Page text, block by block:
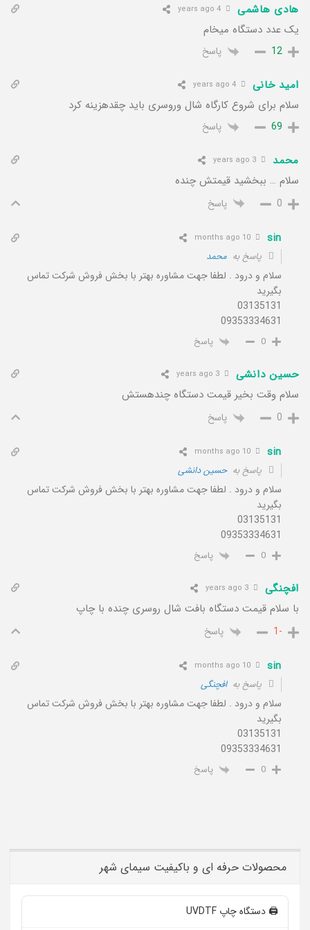
هادی هاشمی
یک عدد دستگاه میخام
12 پاسخ
امید خانی 4 years ago
سلام برای شروع کارگاه شال وروسری باید چقدهزینه کرد
69 پاسخ
محمد
سلام … ببخشید قیمتش چنده
0 پاسخ
sin
10 months ago
پاسخ به محمد
سلام و درود . لطفا جهت مشاوره بهتر با بخش فروش شرکت تماس
بگیرید
03135131
09353334631
0 پاسخ
حسین دانشی
سلام وقت بخیر قیمت دستگاه چندهستش
0 پاسخ
sin
10 months ago
پاسخ بهحسین دانشی
سلام و درود . لطفا جهت مشاوره بهتر با بخش فروش شرکت تماس
بگیرید
03135131
09353334631
0 پاسخ
افچنگی 3 years ago
با سلام قیمت دستگاه بافت شال روسری چنده با چاپ
-1 پاسخ
sin
10 months ago
پاسخ بهافچنگی
سلام و درود . لطفا جهت مشاوره بهتر با بخش فروش شرکت تماس
بگیرید
03135131
09353334631
0 پاسخ
محصولات حرفه ای و باکیفیت سیمای شهر
🖨️ دستگاه چاپ UVDTF